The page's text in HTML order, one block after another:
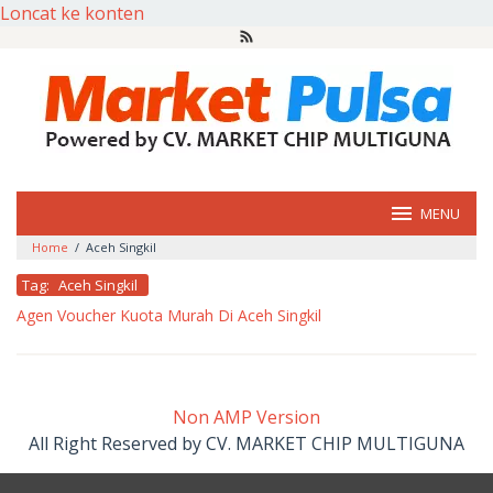
Loncat ke konten
MENU
Home / Aceh Singkil
Tag: Aceh Singkil
Agen Voucher Kuota Murah Di Aceh Singkil
Non AMP Version
All Right Reserved by CV. MARKET CHIP MULTIGUNA